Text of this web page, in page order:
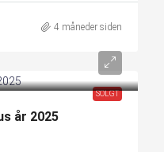
4 måneder siden
SOLGT
år 2025